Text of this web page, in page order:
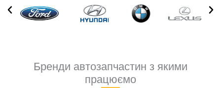
Бренди автозапчастин з якими
працюємо